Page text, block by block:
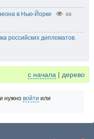
в Нью-Йорке 68
российских дипломатов.
с начала | дерево
нужно войти или